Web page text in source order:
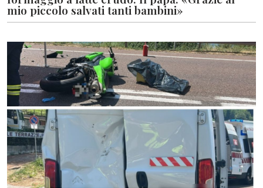
mio piccolo salvati tanti bambini»